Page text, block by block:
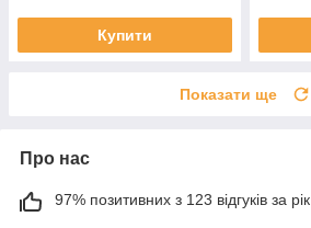
Купити
Показати ще
Про нас
97% позитивних з 123 відгуків за рік